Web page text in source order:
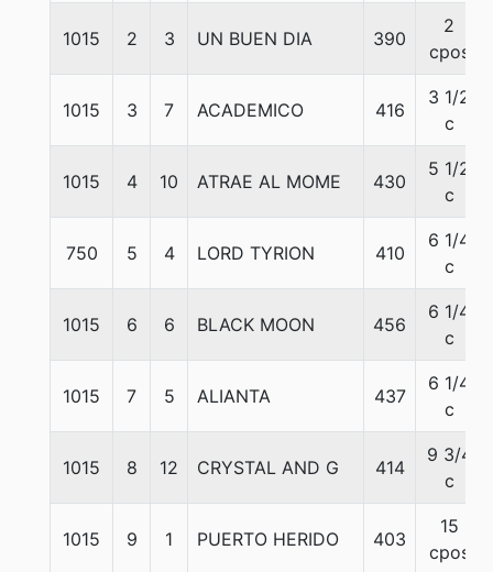
1015 2 3 UN BUEN DIA 390
2
cpos
1015 3 7 ACADEMICO 416
3 1/2
c
1015 4 10 ATRAE AL MOME 430
5 1/2
c
750 5 4 LORD TYRION 410
6 1/4
c
1015 6 6 BLACK MOON 456
6 1/4
c
1015 7 5 ALIANTA 437
6 1/4
c
1015 8 12 CRYSTAL AND G 414
9 3/4
c
1015 9 1 PUERTO HERIDO 403
15
cpos